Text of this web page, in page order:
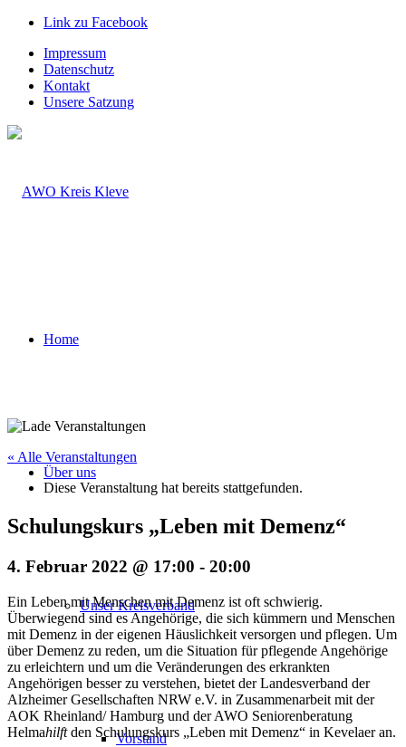
Link zu Facebook
Impressum
Datenschutz
Kontakt
Unsere Satzung
Home
Über uns
Unser Kreisverband
Vorstand
« Alle Veranstaltungen
Diese Veranstaltung hat bereits stattgefunden.
Schulungskurs „Leben mit Demenz“
4. Februar 2022 @ 17:00 - 20:00
Ein Leben mit Menschen mit Demenz ist oft schwierig.
Überwiegend sind es Angehörige, die sich kümmern und Menschen
mit Demenz in der eigenen Häuslichkeit versorgen und pflegen. Um
über Demenz zu reden, um die Situation für pflegende Angehörige
zu erleichtern und um die Veränderungen des erkrankten
Angehörigen besser zu verstehen, bietet der Landesverband der
Alzheimer Gesellschaften NRW e.V. in Zusammenarbeit mit der
AOK Rheinland/ Hamburg und der AWO Seniorenberatung
Helmahilftden Schulungskurs „Leben mit Demenz“ in Kevelaer an.